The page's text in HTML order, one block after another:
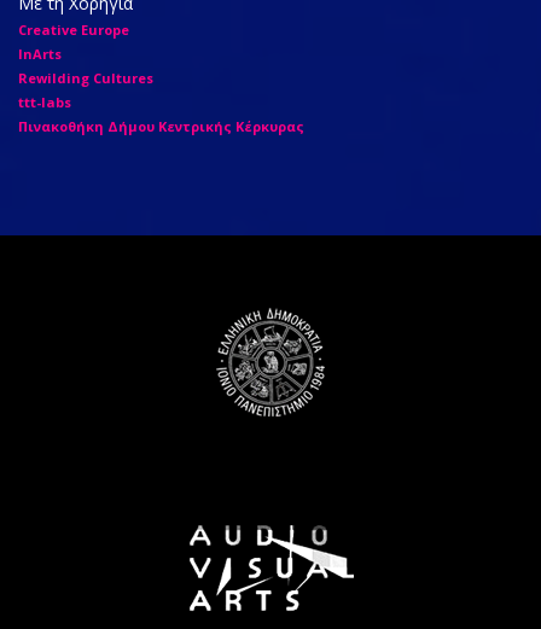
Creative Europe
InArts
Rewilding Cultures
ttt-labs
Πινακοθήκη Δήμου Κεντρικής Κέρκυρας